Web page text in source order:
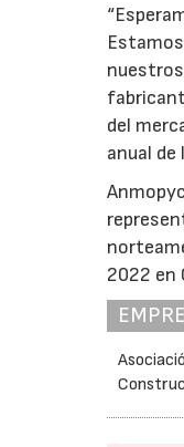
del
anual de
2022 en